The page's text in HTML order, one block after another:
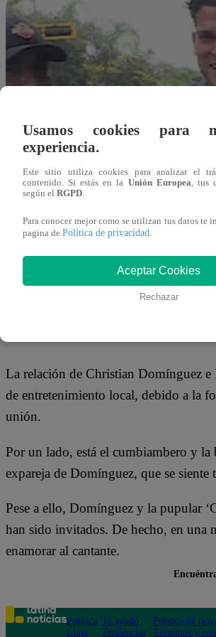
La relación de Christian Domínguez e
de entretenimiento local, debido a la
unión.
Por un lado, está el cumbiambero y
expareja de Domínguez, que se siente
Pese a ello, Domínguez y la pupular
han sido invitados. De hecho, en una
enamorar al cantante.
Usamos cookies para
experiencia.
Este sitio utiliza cookies para analizar el
contenido. Si estás en la Unión Europea , tus
según el RGPD
Para conocer mejor como se utilizan tus datos te
pagina de Política de privacidad
Aceptar Cookies
Rechazar
Política
Lima
Te ayudo
Tendencias
Política de
Términos y